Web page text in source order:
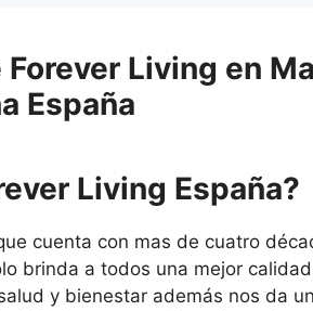
Living en
España
Living España?
cuenta con mas de cuatro
brinda a todos una mejor
y bienestar además nos da